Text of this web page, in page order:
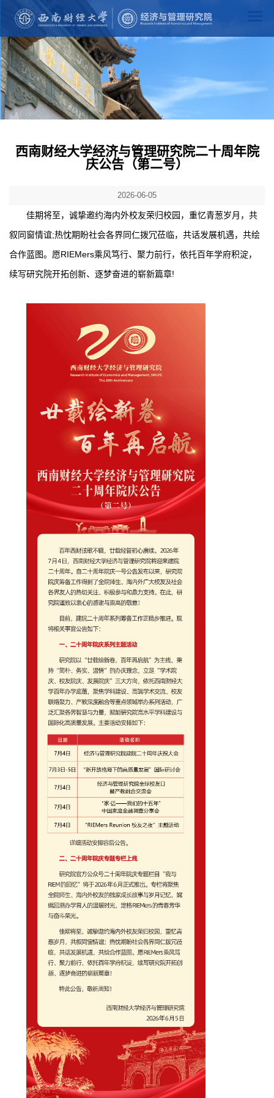
西南财经大学经济与管理研究院二十周年院
庆公告（第二号）
2026-06-05
佳期将至，诚挚邀约海内外校友荣归校园，重忆青葱岁月，共
叙同窗情谊;热忱期盼社会各界同仁拨冗莅临，共话发展机遇，共绘
合作蓝图。愿RIEMers乘风笃行、聚力前行，依托百年学府积淀，
续写研究院开拓创新、逐梦奋进的崭新篇章!